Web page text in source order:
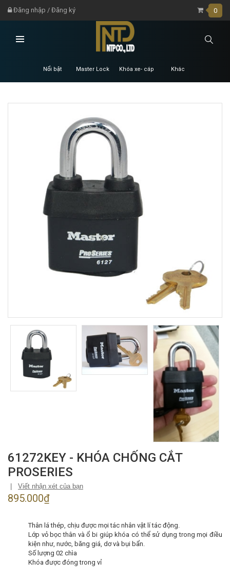
Đăng nhập / Đăng ký 0
Nổi bật Master Lock Khóa xe- cáp Khác
61272KEY - KHÓA CHỐNG CẮT
PROSERIES
Viết nhận xét của bạn
895.000₫
Thân lá thép, chịu được mọi tác nhân vật lí tác động.
Lớp vỏ bọc thân và ổ bi giúp khóa có thể sử dụng trong mọi điều
kiện như, nước, băng giá, dơ và bụi bẩn.
Số lượng 02 chìa
Khóa được đóng trong vỉ